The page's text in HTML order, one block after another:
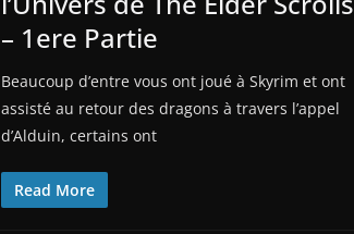
– 1ere Partie
Beaucoup d’entre vous ont joué à Skyrim et ont
assisté au retour des dragons à travers l’appel
d’Alduin, certains ont
Read More